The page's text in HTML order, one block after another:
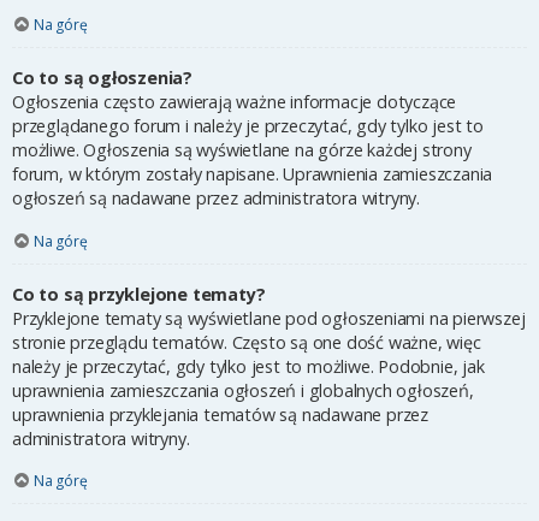
Na górę
Co to są ogłoszenia?
Ogłoszenia często zawierają ważne informacje dotyczące
przeglądanego forum i należy je przeczytać, gdy tylko jest to
możliwe. Ogłoszenia są wyświetlane na górze każdej strony
forum, w którym zostały napisane. Uprawnienia zamieszczania
ogłoszeń są nadawane przez administratora witryny.
Na górę
Co to są przyklejone tematy?
Przyklejone tematy są wyświetlane pod ogłoszeniami na pierwszej
stronie przeglądu tematów. Często są one dość ważne, więc
należy je przeczytać, gdy tylko jest to możliwe. Podobnie, jak
uprawnienia zamieszczania ogłoszeń i globalnych ogłoszeń,
uprawnienia przyklejania tematów są nadawane przez
administratora witryny.
Na górę